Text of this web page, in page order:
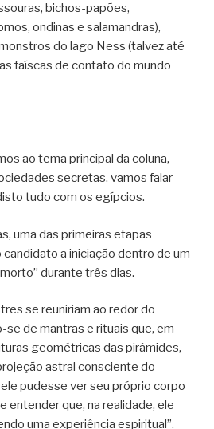
bichos-papões,
ondinas e salamandras),
do lago Ness (talvez até
faíscas de contato do mundo
ao tema principal da coluna,
secretas, vamos falar
tudo com os egípcios.
uma das primeiras etapas
a iniciação dentro de um
durante três dias.
se reuniriam ao redor do
se de mantras e rituais que, em
geométricas das pirâmides,
astral consciente do
pudesse ver seu próprio corpo
entender que, na realidade, ele
uma experiência espiritual”,